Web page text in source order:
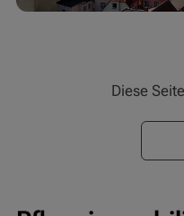
Diese